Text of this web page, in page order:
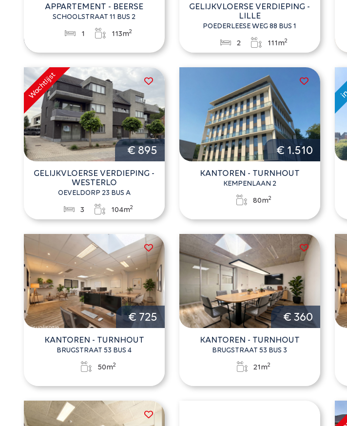
APPARTEMENT - BEERSE
SCHOOLSTRAAT 11 BUS 2
1 113m2
GELIJKVLOERSE VERDIEPING -
LILLE
POEDERLEESE WEG 88 BUS 1
2 111m2
€ 895
GELIJKVLOERSE VERDIEPING -
WESTERLO
OEVELDORP 23 BUS A
3 104m2
€ 1.510
KANTOREN - TURNHOUT
KEMPENLAAN 2
80m2
€ 725
KANTOREN - TURNHOUT
BRUGSTRAAT 53 BUS 4
50m2
€ 360
KANTOREN - TURNHOUT
BRUGSTRAAT 53 BUS 3
21m2